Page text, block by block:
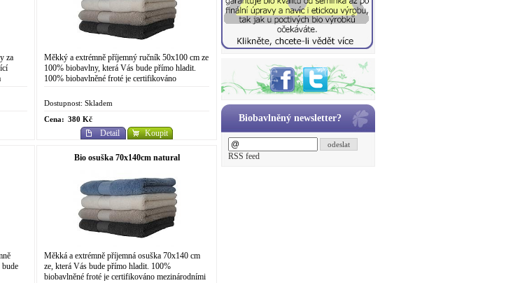
za
Měkký a extrémně příjemný ručník 50x100 cm ze
100% biobavlny, která Vás bude přímo hladit.
100% biobavlněné froté je certifikováno
Dostupnost: Skladem
Cena: 380 Kč
Detail Koupit
bude
Bio osuška 70x140cm natural
Měkká a extrémně příjemná osuška 70x140 cm
ze, která Vás bude přímo hladit. 100%
biobavlněné froté je certifikováno mezinárodními
Biobavlněný newsletter?
odeslat
RSS feed